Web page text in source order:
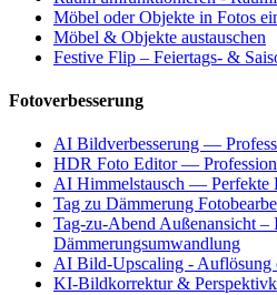
Möbel oder Objekte in Fotos
Möbel & Objekte austauschen
Festive Flip – Feiertags- &
Fotoverbesserung
AI Bildverbesserung —
HDR Foto Editor —
AI Himmelstausch — Perfekte
Tag zu Dämmerung
Tag-zu-Abend Außenansicht –
Dämmerungsumwandlung
AI Bild-Upscaling - Auflösung
KI-Bildkorrektur &